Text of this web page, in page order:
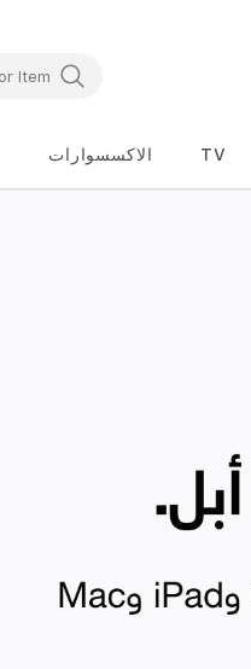
TV الاكسسوارات